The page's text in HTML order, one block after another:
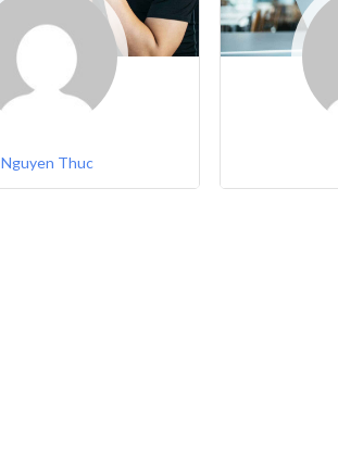
Nguyen Thuc